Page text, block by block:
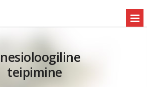
teipimine